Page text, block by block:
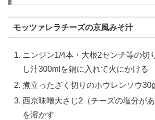
モッツァレラチーズの京風みそ汁
ニンジン1/4本・大根2センチ等の切
し汁300mlを鍋に入れて火にかける
煮立ったざく切りのホウレンソウ
西京味噌大さじ2（チーズの塩分があ
を溶かす